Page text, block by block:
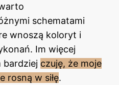
schematami
wnoszą koloryt i
Im więcej
bardziej czuję, że moje
rosną w siłę.